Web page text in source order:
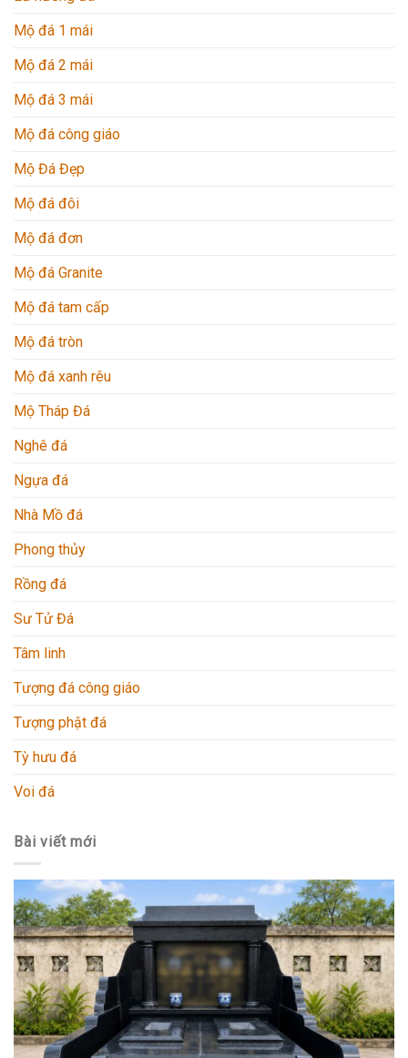
Mộ đá 1 mái
Mộ đá 2 mái
Mộ đá 3 mái
Mộ đá công giáo
Mộ Đá Đẹp
Mộ đá đôi
Mộ đá đơn
Mộ đá Granite
Mộ đá tam cấp
Mộ đá tròn
Mộ đá xanh rêu
Mộ Tháp Đá
Nghê đá
Ngựa đá
Nhà Mồ đá
Phong thủy
Rồng đá
Sư Tử Đá
Tâm linh
Tượng đá công giáo
Tượng phật đá
Tỳ hưu đá
Voi đá
Bài viết mới